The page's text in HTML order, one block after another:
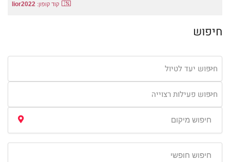
קוד קופון: lior2022
חיפוש
חיפוש יעד לטיול
חיפוש פעילות רצוייה